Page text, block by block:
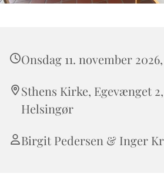
Onsdag 11. november
Sthens Kirke, Egevænget
Helsingør
Birgit Pedersen & Inger